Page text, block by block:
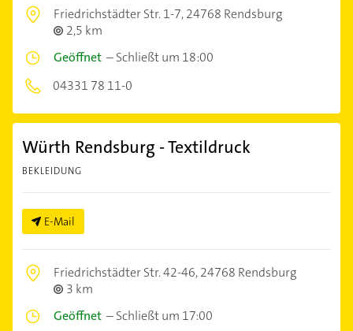
Friedrichstädter Str. 1-7,24768 Rendsburg
2,5 km
Geöffnet –Schließt um 18:00
04331 78 11-0
Würth Rendsburg - Textildruck
BEKLEIDUNG
E-Mail
Friedrichstädter Str. 42-46,24768 Rendsburg
3 km
Geöffnet –Schließt um 17:00